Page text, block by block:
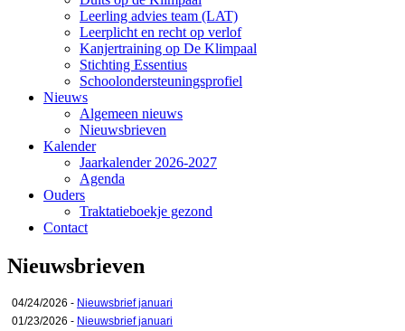
Leerling advies team (LAT)
Leerplicht en recht op verlof
Kanjertraining op De Klimpaal
Stichting Essentius
Schoolondersteuningsprofiel
Nieuws
Algemeen nieuws
Nieuwsbrieven
Kalender
Jaarkalender 2026-2027
Agenda
Ouders
Traktatieboekje gezond
Contact
Nieuwsbrieven
04/24/2026 - Nieuwsbrief januari
01/23/2026 - Nieuwsbrief januari